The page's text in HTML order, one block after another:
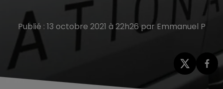
Publié : 13 octobre 2021 à 22h26 par Emmanuel P